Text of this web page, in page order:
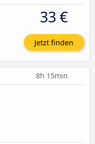
33 €
Jetzt finden
8h 15min